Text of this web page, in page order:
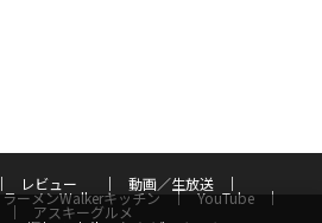
レビュー 動画／生放送
ラーメンWalkerキッチン YouTube
アスキーグルメ